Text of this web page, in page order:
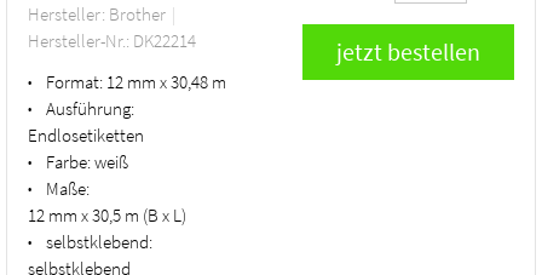
Hersteller: Brother
Hersteller-Nr.: DK22214
• Format: 12 mm x 30,48 m
•
Ausführung:
Endlosetiketten
• Farbe:weiß
•
Maße:
12 mm x 30,5 m (B x L)
•
selbstklebend:
selbstklebend